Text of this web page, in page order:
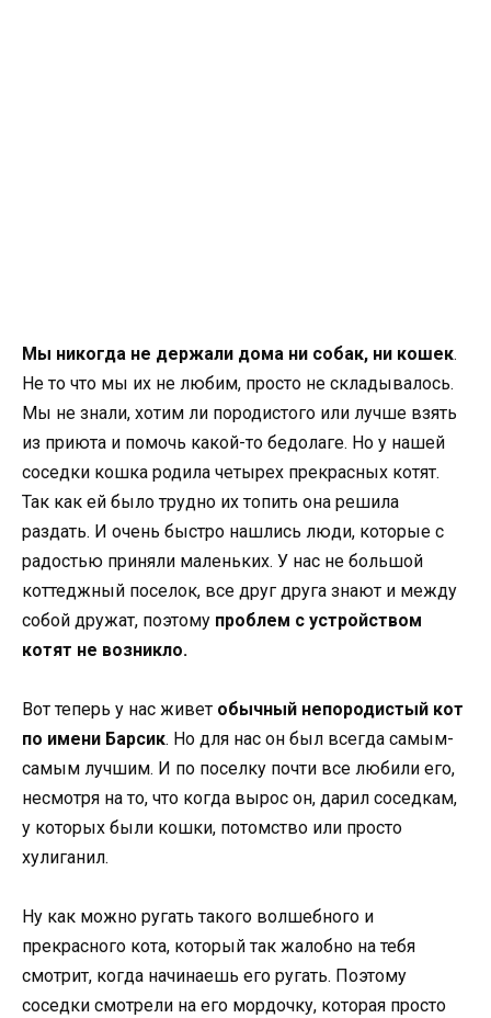
Мы никогда не держали дома ни собак, ни кошек.
Не то что мы их не любим, просто не складывалось.
Мы не знали, хотим ли породистого или лучше взять
из приюта и помочь какой-то бедолаге. Но у нашей
соседки кошка родила четырех прекрасных котят.
Так как ей было трудно их топить она решила
раздать. И очень быстро нашлись люди, которые с
радостью приняли маленьких. У нас не большой
коттеджный поселок, все друг друга знают и между
собой дружат, поэтому проблем с устройством
котят не возникло.
Вот теперь у нас живет обычный непородистый кот
по имени Барсик. Но для нас он был всегда самым-
самым лучшим. И по поселку почти все любили его,
несмотря на то, что когда вырос он, дарил соседкам,
у которых были кошки, потомство или просто
хулиганил.
Ну как можно ругать такого волшебного и
прекрасного кота, который так жалобно на тебя
смотрит, когда начинаешь его ругать. Поэтому
соседки смотрели на его мордочку, которая просто